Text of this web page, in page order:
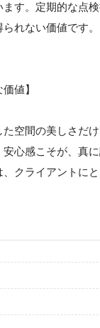
す。定期的な点
れない価値です
値】
空間の美しさだ
心感こそが、真
クライアントに